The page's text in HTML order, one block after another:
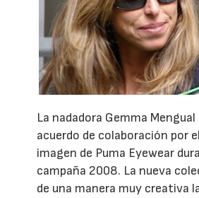
La nadadora Gemma
acuerdo de colaboración por
imagen de Puma Eyewear
campaña 2008. La nueva
de una manera muy creativa